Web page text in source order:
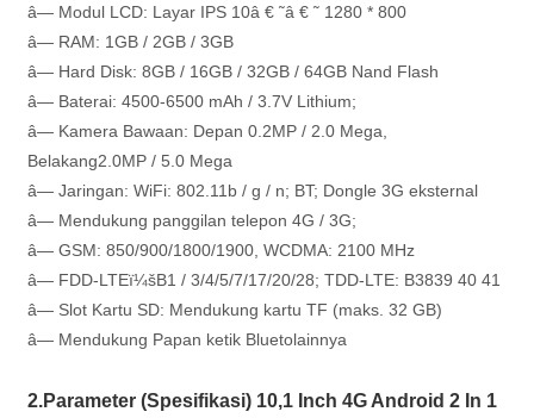
â— Modul LCD: Layar IPS 10â € ˜â € ˜ 1280 * 800
â— RAM: 1GB / 2GB / 3GB
â— Hard Disk: 8GB / 16GB / 32GB / 64GB Nand Flash
â— Baterai: 4500-6500 mAh / 3.7V Lithium;
â— Kamera Bawaan: Depan 0.2MP / 2.0 Mega,
Belakang2.0MP / 5.0 Mega
â— Jaringan: WiFi: 802.11b / g / n; BT; Dongle 3G eksternal
â— Mendukung panggilan telepon 4G / 3G;
â— GSM: 850/900/1800/1900, WCDMA: 2100 MHz
â— FDD-LTEï¼šB1 / 3/4/5/7/17/20/28; TDD-LTE: B3839 40 41
â— Slot Kartu SD: Mendukung kartu TF (maks. 32 GB)
â— Mendukung Papan ketik Bluetolainnya
2.Parameter (Spesifikasi) 10,1 Inch 4G Android 2 In 1